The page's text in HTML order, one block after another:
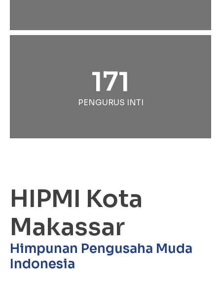
171
PENGURUS INTI
HIPMI Kota
Makassar
Himpunan Pengusaha Muda
Indonesia